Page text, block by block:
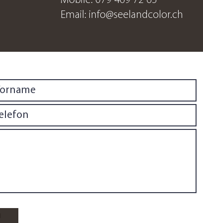
Email: info@seelandcolor.ch